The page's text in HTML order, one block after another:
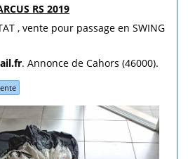
RS 2019
, vente pour passage en SWING
. Annonce de Cahors (46000).